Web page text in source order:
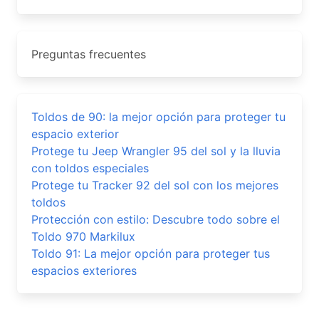
Preguntas frecuentes
Toldos de 90: la mejor opción para proteger tu
espacio exterior
Protege tu Jeep Wrangler 95 del sol y la lluvia
con toldos especiales
Protege tu Tracker 92 del sol con los mejores
toldos
Protección con estilo: Descubre todo sobre el
Toldo 970 Markilux
Toldo 91: La mejor opción para proteger tus
espacios exteriores